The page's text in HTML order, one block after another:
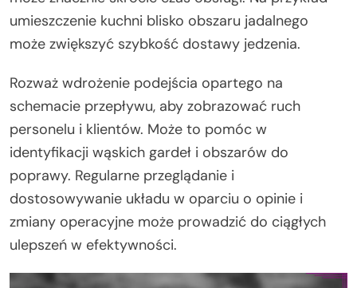
umieszczenie kuchni blisko obszaru jadalnego
może zwiększyć szybkość dostawy jedzenia.
Rozważ wdrożenie podejścia opartego na
schemacie przepływu, aby zobrazować ruch
personelu i klientów. Może to pomóc w
identyfikacji wąskich gardeł i obszarów do
poprawy. Regularne przeglądanie i
dostosowywanie układu w oparciu o opinie i
zmiany operacyjne może prowadzić do ciągłych
ulepszeń w efektywności.